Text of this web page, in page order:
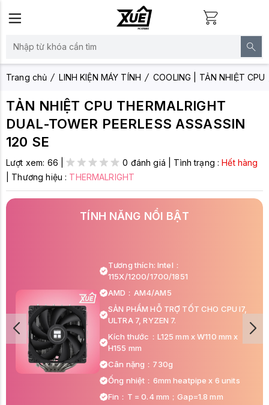
Trang chủ LINH KIỆN MÁY TÍNH COOLING | TẢN NHIỆT CPU
TẢN NHIỆT CPU THERMALRIGHT
DUAL-TOWER PEERLESS ASSASSIN
120 SE
Lượt xem: 66 | 0 đánh giá Tình trạng :Hết hàng
Thương hiệu : THERMALRIGHT
TÍNH NĂNG NỔI BẬT
Tương thích: Intel：
115X/1200/1700/1851
AMD：AM4/AM5
SẢN PHẨM HỖ TRỢ TỐT CHO CPU I7,
ULTRA 7, RYZEN 7.
Kích thước：L125 mm x W110 mm x
H155 mm
Cân nặng：730g
Ống nhiệt：6mm heatpipe x 6 units
Fin：T = 0.4 mm；Gap=1.8 mm